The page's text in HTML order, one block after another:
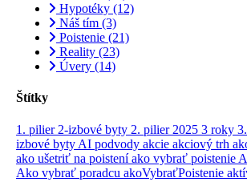
Hypotéky (12)
Náš tím (3)
Poistenie (21)
Reality (23)
Úvery (14)
Štítky
1. pilier 2-izbové byty 2. pilier 2025 3 roky
izbové byty AI podvody akcie akciový trh
ako ušetriť na poisteníako vybrať poistenie
Ako vybrať poradcu akoVybraťPoistenie